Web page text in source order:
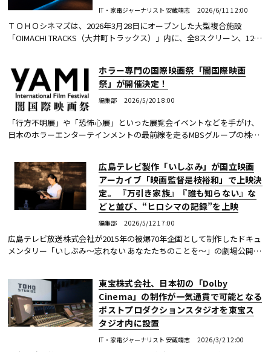
IT・家電ジャーナリスト 安蔵靖志 2026/6/11 12:00
ＴＯＨＯシネマズは、2026年3月28日にオープンした大型複合施設
「OIMACHI TRACKS（大井町トラックス）」内に、全8スクリーン、1205
ホラー専門の国際映画祭「闇国際映画
祭」が開催決定！
編集部 2026/5/20 18:00
「行方不明展」や「恐怖心展」といった展覧会イベントなどを手がけ、
日本のホラーエンターテインメントの最前線を走るMBSグループの株式
広島テレビ製作「いしぶみ」が国立映画
アーカイブ「映画監督是枝裕和」で上映決
定。 『万引き家族』『誰も知らない』な
どと並び、“ヒロシマの記録”を上映
編集部 2026/5/12 17:00
広島テレビ放送株式会社が2015年の被爆70年企画として制作したドキュ
メンタリー「いしぶみ～忘れない あなたたちのことを～」の劇場公開版
東宝株式会社、日本初の「Dolby
Cinema」の制作が一気通貫で可能となる
ポストプロダクションスタジオを東宝ス
タジオ内に設置
IT・家電ジャーナリスト 安蔵靖志 2026/3/2 12:00